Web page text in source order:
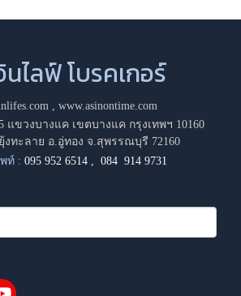
ไลฟ์ โบรคเกอร์
, www.asinontime.com
แขวงบางแค เขตบางแค กรุงเทพฯ 10160
งทะลาย อ.อู่ทอง จ.สุพรรณบุรี 72160
ท์ : 095 952 6514 ,084 914 9731